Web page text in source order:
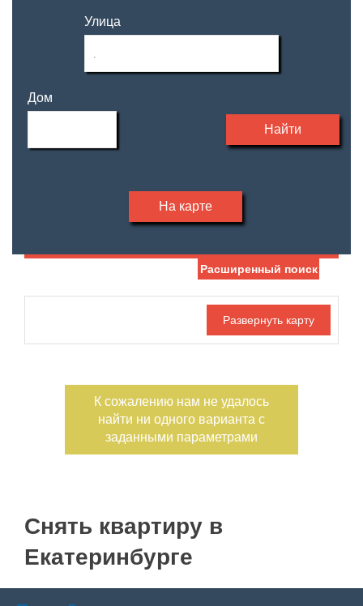
Улица
Дом
Найти
На карте
С фото
Отдельный вход
Расширенный поиск
К сожалению нам не удалось
найти ни одного варианта с
заданными параметрами
Снять квартиру в
Екатеринбурге